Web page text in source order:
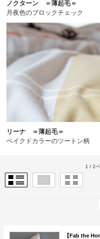
ノクターン ＝薄起毛＝
月夜色のブロックチェック
リーナ ＝薄起毛＝
ベイクドカラーのツートン柄
1 / 2
【Fab the